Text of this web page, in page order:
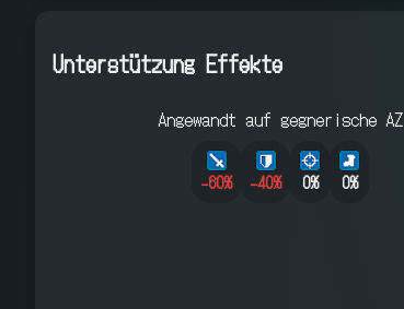
Unterstützung Effekte
Angewandt auf gegnerische AZ
-60% -40% 0% 0%